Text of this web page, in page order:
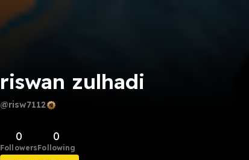
riswan zulhadi
@risw7112
0
Followers
0
Following